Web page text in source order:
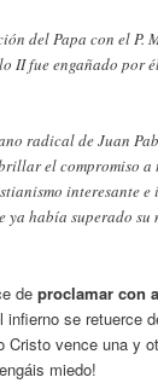
del Papa con el P.
II fue engañado por
radical de Juan
el compromiso a
interesante
ya había superado su
deproclamar con
infierno se retuerce
Cristo vence una y
miedo!